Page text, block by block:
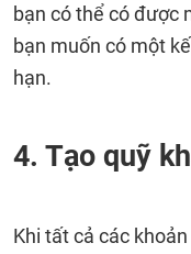
bạn có thể có được
bạn muốn có một
hạn.
4. Tạo quỹ
Khi tất cả các